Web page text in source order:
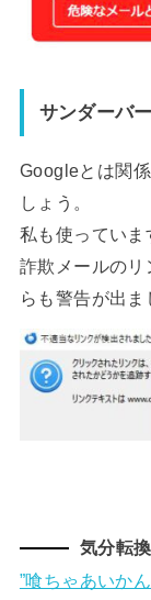
サンダーバ
Googleとは関
しょう。
私も使っていま
詐欺メールのリ
らも警告が出ま
気分転
”喰ちゃあいか